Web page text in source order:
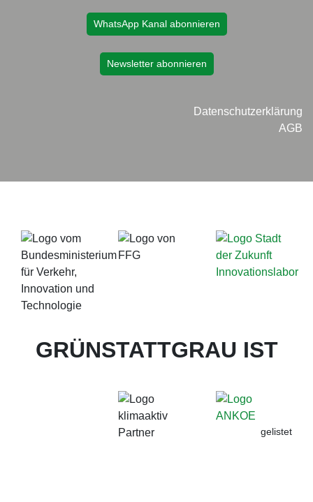
WhatsApp Kanal abonnieren
Newsletter abonnieren
Datenschutzerklärung
AGB
GRÜNSTATTGRAU IST
gelistet